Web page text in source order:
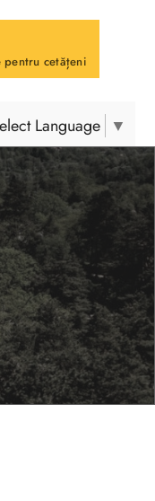
pentru cetățeni
Language ▼